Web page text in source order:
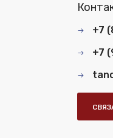
+7
+7